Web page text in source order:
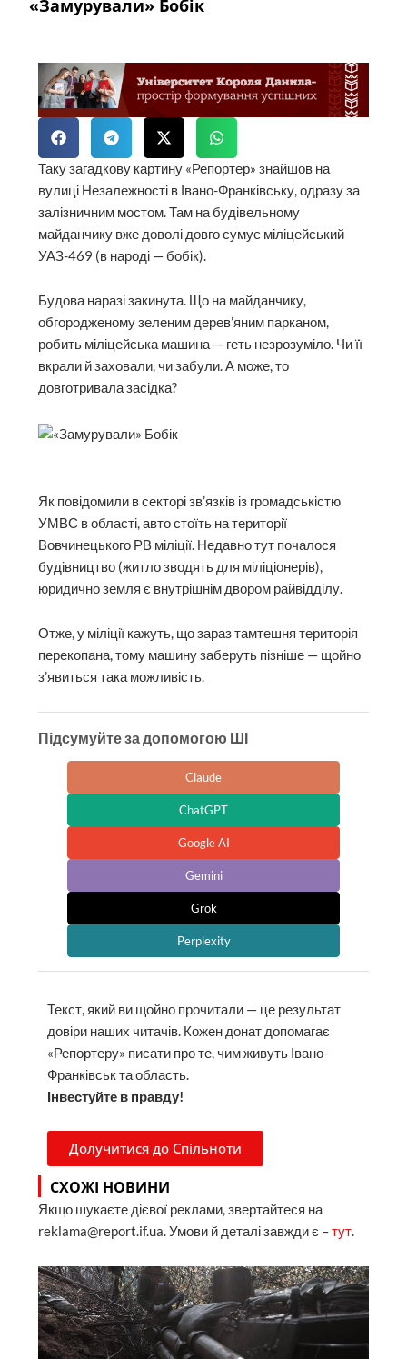
«Замурували» Бобік
Таку загадкову картину «Репортер» знайшов на
вулиці Незалежності в Івано-Франківську, одразу за
залізничним мостом. Там на будівельному
майданчику вже доволі довго сумує міліцейський
УАЗ-469 (в народі — бобік).
Будова наразі закинута. Що на майданчику,
обгородженому зеленим дерев’яним парканом,
робить міліцейська машина — геть незрозуміло. Чи її
вкрали й заховали, чи забули. А може, то
довготривала засідка?
Як повідомили в секторі зв’язків із громадськістю
УМВС в області, авто стоїть на території
Вовчинецького РВ міліції. Недавно тут почалося
будівництво (житло зводять для міліціонерів),
юридично земля є внутрішнім двором райвідділу.
Отже, у міліції кажуть, що зараз тамтешня територія
перекопана, тому машину заберуть пізніше — щойно
з’явиться така можливість.
Підсумуйте за допомогою ШІ
Claude
ChatGPT
Google AI
Gemini
Grok
Perplexity
Текст, який ви щойно прочитали — це результат
довіри наших читачів. Кожен донат допомагає
«Репортеру» писати про те, чим живуть Івано-
Франківськ та область.
Інвестуйте в правду!
Долучитися до Спільноти
СХОЖІ НОВИНИ
Якщо шукаєте дієвої реклами, звертайтеся на
reklama@report.if.ua. Умови й деталі завжди є –тут.